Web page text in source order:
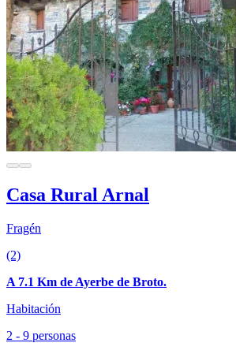
Casa Rural Arnal
Fragén
(2)
A 7.1 Km de Ayerbe de Broto.
Habitación
2 - 9 personas